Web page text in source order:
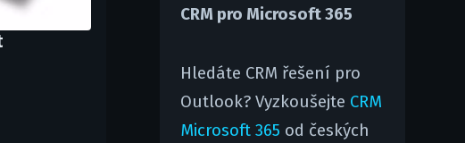
CRM pro Microsoft 365
Hledáte CRM řešení pro
Outlook? Vyzkoušejte CRM
Microsoft 365 od českých